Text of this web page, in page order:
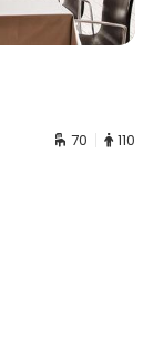
70 110